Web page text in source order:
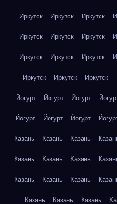
Иркутск Иркутск Иркутск
Иркутск Иркутск Иркутск
Иркутск Иркутск Иркутск
Иркутск Иркутск Иркутск
Йогурт Йогурт Йогурт
Йогурт Йогурт Йогурт
Казань Казань Казань
Казань Казань Казань
Казань Казань Казань
Казань Казань Казань